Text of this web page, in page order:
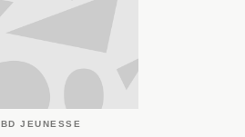
BD JEUNESSE